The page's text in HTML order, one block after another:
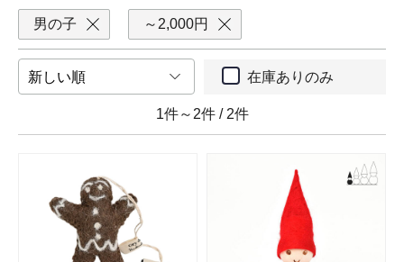
男の子 ～2,000円
在庫ありのみ
1件～2件 / 2件